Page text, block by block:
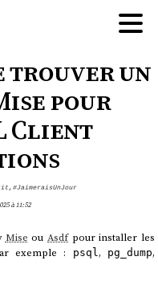
trouver un
pour
Client
, #JaimeraisUnJour
à 11:52
Mise ou Asdfpour installer les
exemple : psql , pg_dump,